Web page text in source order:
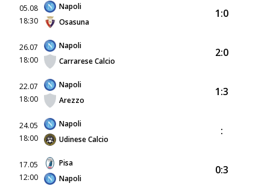
05.08
18:30
Napoli
Osasuna
1:0
26.07
18:00
Napoli
Carrarese Calcio
2:0
22.07
18:00
Napoli
Arezzo
1:3
24.05
18:00
Napoli
Udinese Calcio
:
17.05
12:00
Pisa
Napoli
0:3